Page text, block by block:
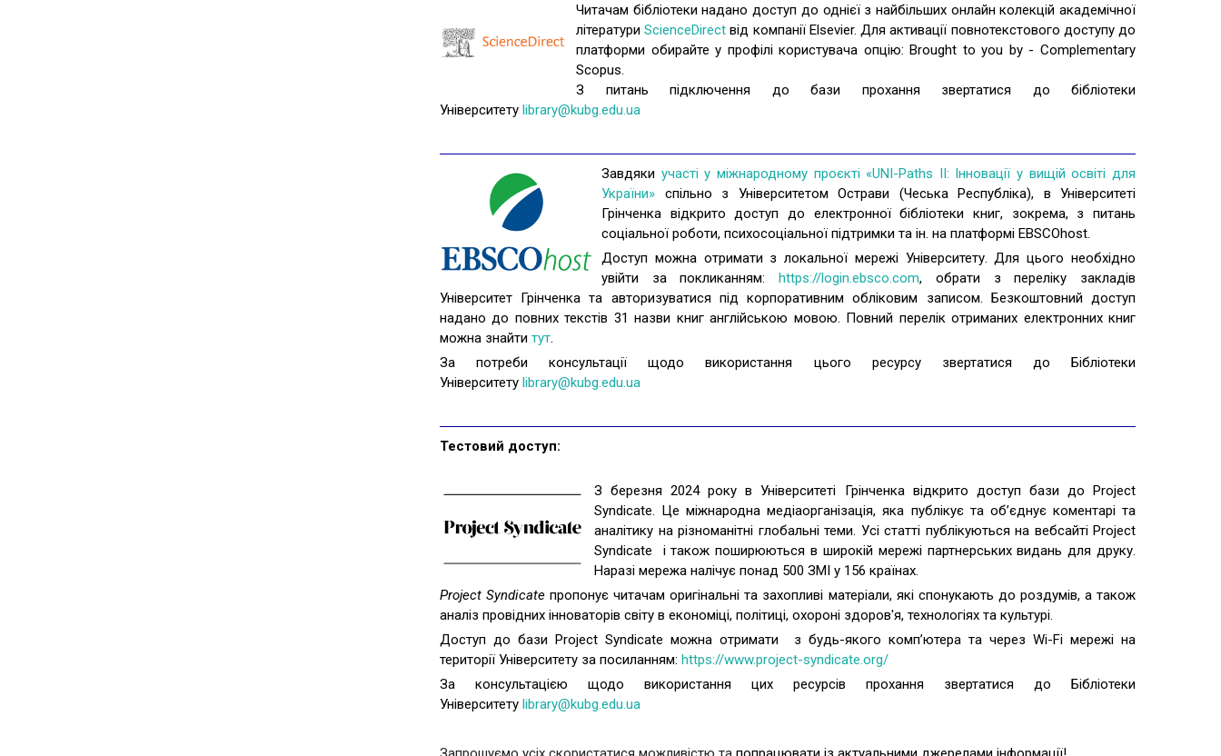
Читачам бібліотеки надано доступ до однієї з найбільших онлайн колекцій академічної
літературиScienceDirect від компанії Elsevier. Для активації повнотекстового доступу до
платформи обирайте у профілі користувача опцію: Brought to you by - Complementary
Scopus.
З питань підключення до бази прохання звертатися до бібліотеки
Університету library@kubg.edu.ua
Завдяки участі у міжнародному проєкті «UNI-Paths II: Інновації у вищій освіті для
України» спільно з Університетом Острави (Чеська Республіка), в Університеті
Грінченка відкрито доступ до електронної бібліотеки книг, зокрема, з питань
соціальної роботи, психосоціальної підтримки та ін. на платформі EBSCOhost.
Доступ можна отримати з локальної мережі Університету. Для цього необхідно
увійти за покликанням:https://login.ebsco.com, обрати з переліку закладів
Університет Грінченка та авторизуватися під корпоративним обліковим записом. Безкоштовний доступ
надано до повних текстів 31 назви книг англійською мовою. Повний перелік отриманих електронних книг
можна знайти тут.
За потреби консультації щодо використання цього ресурсу звертатися до Бібліотеки
Університету library@kubg.edu.ua
Тестовий доступ:
З березня 2024 року в Університеті Грінченка відкрито доступ бази до Project
Syndicate. Це міжнародна медіаорганізація, яка публікує та об’єднує коментарі та
аналітику на різноманітні глобальні теми. Усі статті публікуються на вебсайті Project
Syndicate і також поширюються в широкій мережі партнерських видань для друку.
Наразі мережа налічує понад 500 ЗМІ у 156 країнах.
Project Syndicate пропонує читачам оригінальні та захопливі матеріали, які спонукають до роздумів, а також
аналіз провідних інноваторів світу в економіці, політиці, охороні здоров'я, технологіях та культурі.
Доступ до бази Project Syndicate можна отримати з будь-якого комп’ютера та через Wi-Fi мережі на
території Університету за посиланням: https://www.project-syndicate.org/
За консультацією щодо використання цих ресурсів прохання звертатися до Бібліотеки
Університету library@kubg.edu.ua